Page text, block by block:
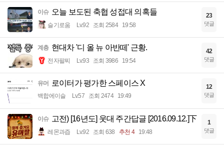
이슈 오늘 보도된 축협 성접대 의혹들
슬기로움 Lv.92 조회 2584 19:58
23
댓글
계층 현대차 '디 올 뉴 아반떼' 근황.
전자팔찌 Lv.93 조회 3986 19:54
42
댓글
유머 로이터가 평가한 스페이스 X
백합에이슬 Lv.57 조회 2474 19:49
12
댓글
이슈 고전) [16년도] 웃대 주간답글 [2016.09.12.]下
레몬과즙 Lv.92 조회 638 추천 4 19:48
1
댓글